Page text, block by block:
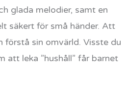
glada melodier, samt en
säkert för små händer. Att
sin omvärld. Visste du
att leka ”hushåll” får barnet